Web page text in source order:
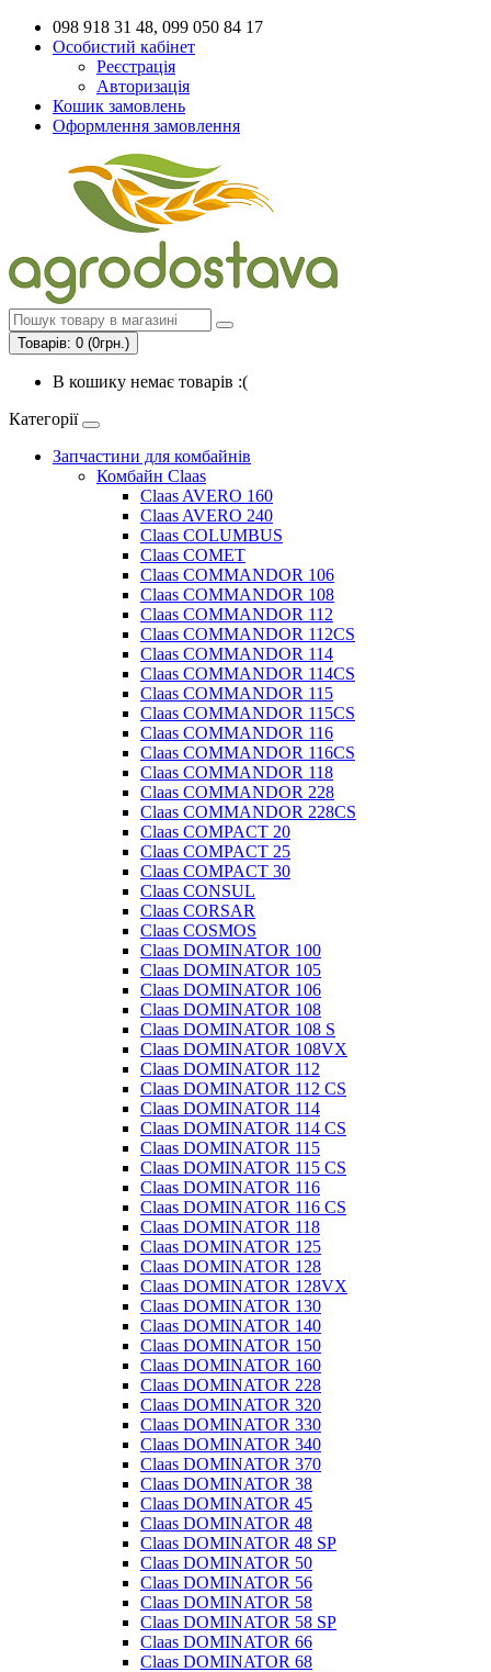
098 918 31 48, 099 050 84 17
Особистий кабінет
Реєстрація
Авторизація
Кошик замовлень
Оформлення замовлення
Товарів: 0 (0грн.)
В кошику немає товарів :(
Категорії
Запчастини для комбайнів
Комбайн Claas
Claas AVERO 160
Claas AVERO 240
Claas COLUMBUS
Claas COMET
Claas COMMANDOR 106
Claas COMMANDOR 108
Claas COMMANDOR 112
Claas COMMANDOR 112CS
Claas COMMANDOR 114
Claas COMMANDOR 114CS
Claas COMMANDOR 115
Claas COMMANDOR 115CS
Claas COMMANDOR 116
Claas COMMANDOR 116CS
Claas COMMANDOR 118
Claas COMMANDOR 228
Claas COMMANDOR 228CS
Claas COMPACT 20
Claas COMPACT 25
Claas COMPACT 30
Claas CONSUL
Claas CORSAR
Claas COSMOS
Claas DOMINATOR 100
Claas DOMINATOR 105
Claas DOMINATOR 106
Claas DOMINATOR 108
Claas DOMINATOR 108 S
Claas DOMINATOR 108VX
Claas DOMINATOR 112
Claas DOMINATOR 112 CS
Claas DOMINATOR 114
Claas DOMINATOR 114 CS
Claas DOMINATOR 115
Claas DOMINATOR 115 CS
Claas DOMINATOR 116
Claas DOMINATOR 116 CS
Claas DOMINATOR 118
Claas DOMINATOR 125
Claas DOMINATOR 128
Claas DOMINATOR 128VX
Claas DOMINATOR 130
Claas DOMINATOR 140
Claas DOMINATOR 150
Claas DOMINATOR 160
Claas DOMINATOR 228
Claas DOMINATOR 320
Claas DOMINATOR 330
Claas DOMINATOR 340
Claas DOMINATOR 370
Claas DOMINATOR 38
Claas DOMINATOR 45
Claas DOMINATOR 48
Claas DOMINATOR 48 SP
Claas DOMINATOR 50
Claas DOMINATOR 56
Claas DOMINATOR 58
Claas DOMINATOR 58 SP
Claas DOMINATOR 66
Claas DOMINATOR 68